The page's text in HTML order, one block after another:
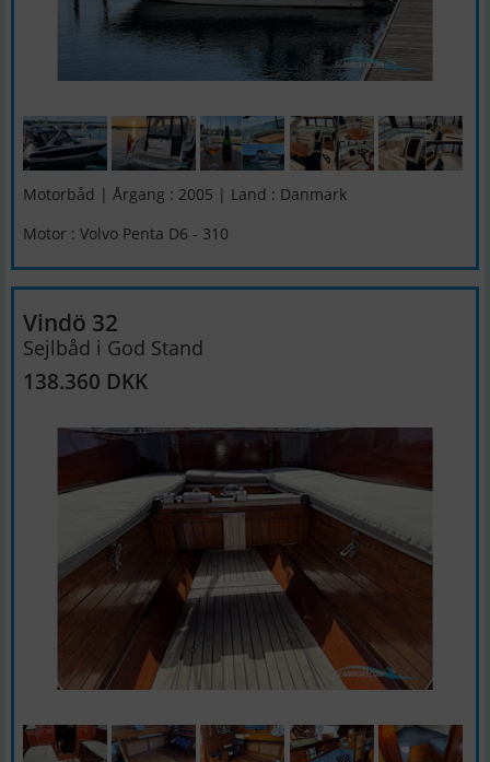
Motorbåd | Årgang : 2005 | Land : Danmark
Motor : Volvo Penta D6 - 310
Vindö 32
Sejlbåd i God Stand
138.360 DKK